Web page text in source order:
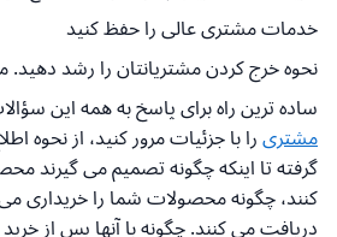
خدمات مشتری عالی را حفظ کنید
نحوه خرج کردن مشتریانتان را رشد دهید.
ساده ترین راه برای پاسخ به همه این
مشتریرا با جزئیات مرور کنید، از نحوه
گرفته تا اینکه چگونه تصمیم می گیرند
کنند، چگونه محصولات شما را خریداری می